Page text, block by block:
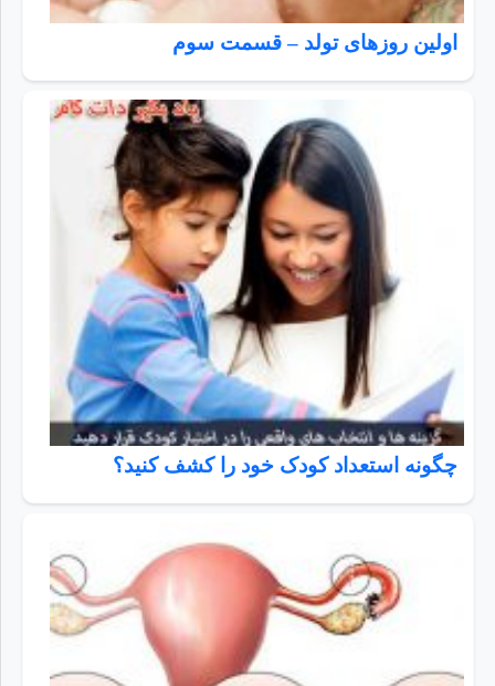
اولین روزهای تولد – قسمت سوم
چگونه استعداد کودک خود را کشف کنید؟